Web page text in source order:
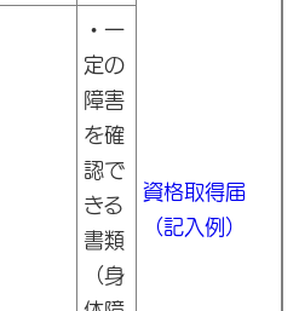
資格取得届
（記入例）
・ 一
定の
障害
を確
認で
きる
書類
（身